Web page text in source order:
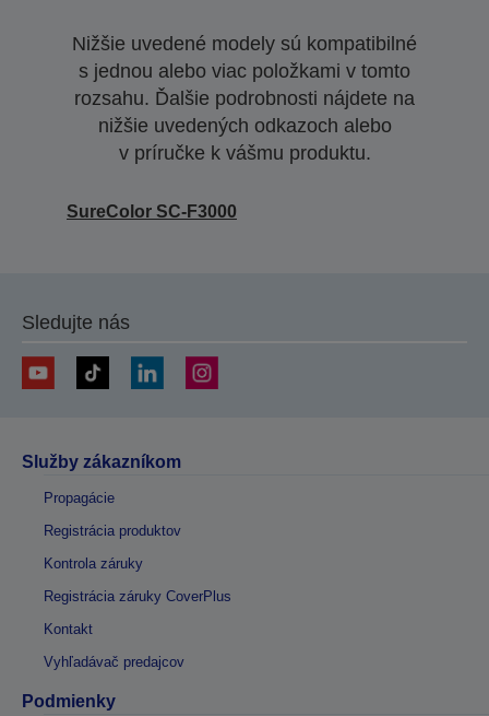
Nižšie uvedené modely sú kompatibilné
s jednou alebo viac položkami v tomto
rozsahu. Ďalšie podrobnosti nájdete na
nižšie uvedených odkazoch alebo
v príručke k vášmu produktu.
SureColor SC-F3000
Sledujte nás
Služby zákazníkom
Propagácie
Registrácia produktov
Kontrola záruky
Registrácia záruky CoverPlus
Kontakt
Vyhľadávač predajcov
Podmienky